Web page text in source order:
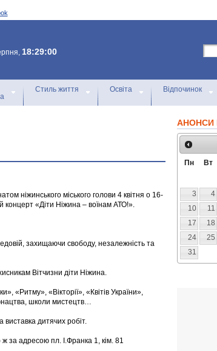
18:29:00
Стиль життя Освіта Відпочинок
ніжинського міського голови 4 квітня о 16-
концерт «Діти Ніжина – воїнам АТО!».
захищаючи свободу, незалежність та
Вітчизни діти Ніжина.
«Ритму», «Вікторії», «Квітів України»,
школи мистецтв…
дитячих робіт.
за адресою пл. І.Франка 1, кім. 81
АНОНСИ
Пн Вт
3
4
10
11
17
18
24
25
31